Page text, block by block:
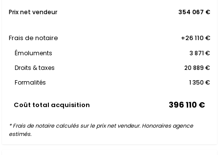
Prix net vendeur
354 067 €
Frais de notaire +26 110 €
Émoluments
3 871 €
Droits & taxes
20 889 €
Formalités
1 350 €
Coût total acquisition 396 110 €
* Frais de notaire calculés sur le prix net vendeur. Honoraires agence
estimés.